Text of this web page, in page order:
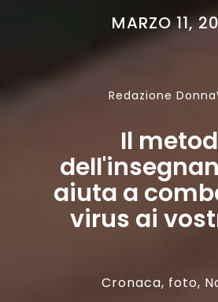
MARZO 11,
Redazione
Il
aiuta a
virus ai
Cronaca, foto,